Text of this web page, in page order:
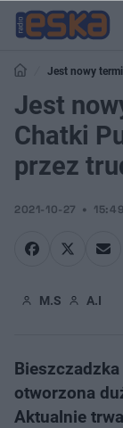
Jest nowy
warunki
Jest
Chatki
przez
2021-10-27 15:49
M.S A.I
otworzona
Aktualnie